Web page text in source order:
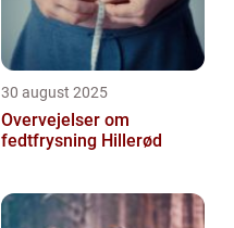
30 august 2025
Overvejelser om
fedtfrysning Hillerød